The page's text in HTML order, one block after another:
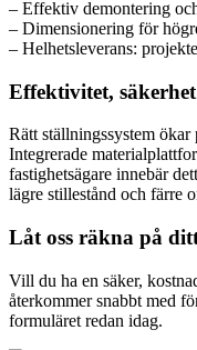
– Effektiv demontering
– Dimensionering för
– Helhetsleverans:
Effektivitet,
Rätt ställningssystem
Integrerade
fastighetsägare innebär
lägre stillestånd och färre
Låt oss räkna på
Vill du ha en säker,
återkommer snabbt med
formuläret redan idag.